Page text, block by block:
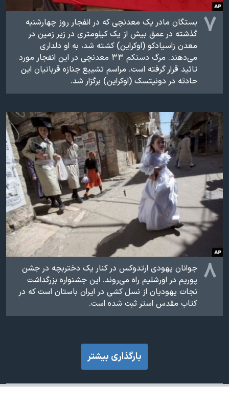
۷ بستگان مادر یک معدنچی که در انفجار روز چهارشنبه
گذشته در عمق بیش از يک کيلومتری در زير زمين در
معدن زاسيادکو (اوکراين) کشته شد، به او دلداری
می‌دهند. مرگ دستکم ۳۳ معدنچی در اين انفجار مورد
تائيد قرار گرفته است. مراسم تشييع جنازه قربانيان اين
حادثه در دونيتسک (اوکراين) برگزار شد.
۸ جوانان یهودی ارتدوکس در کنار یک دختربچه در جشن
پوریم در اورشلیم راه می‌روند. اين جشنواره بزرگداشت
نجات یهودیان از نسل کشی در ایران باستان است که در
کتاب مقدس استر ثبت شده است.
بارگذاری بیشتر